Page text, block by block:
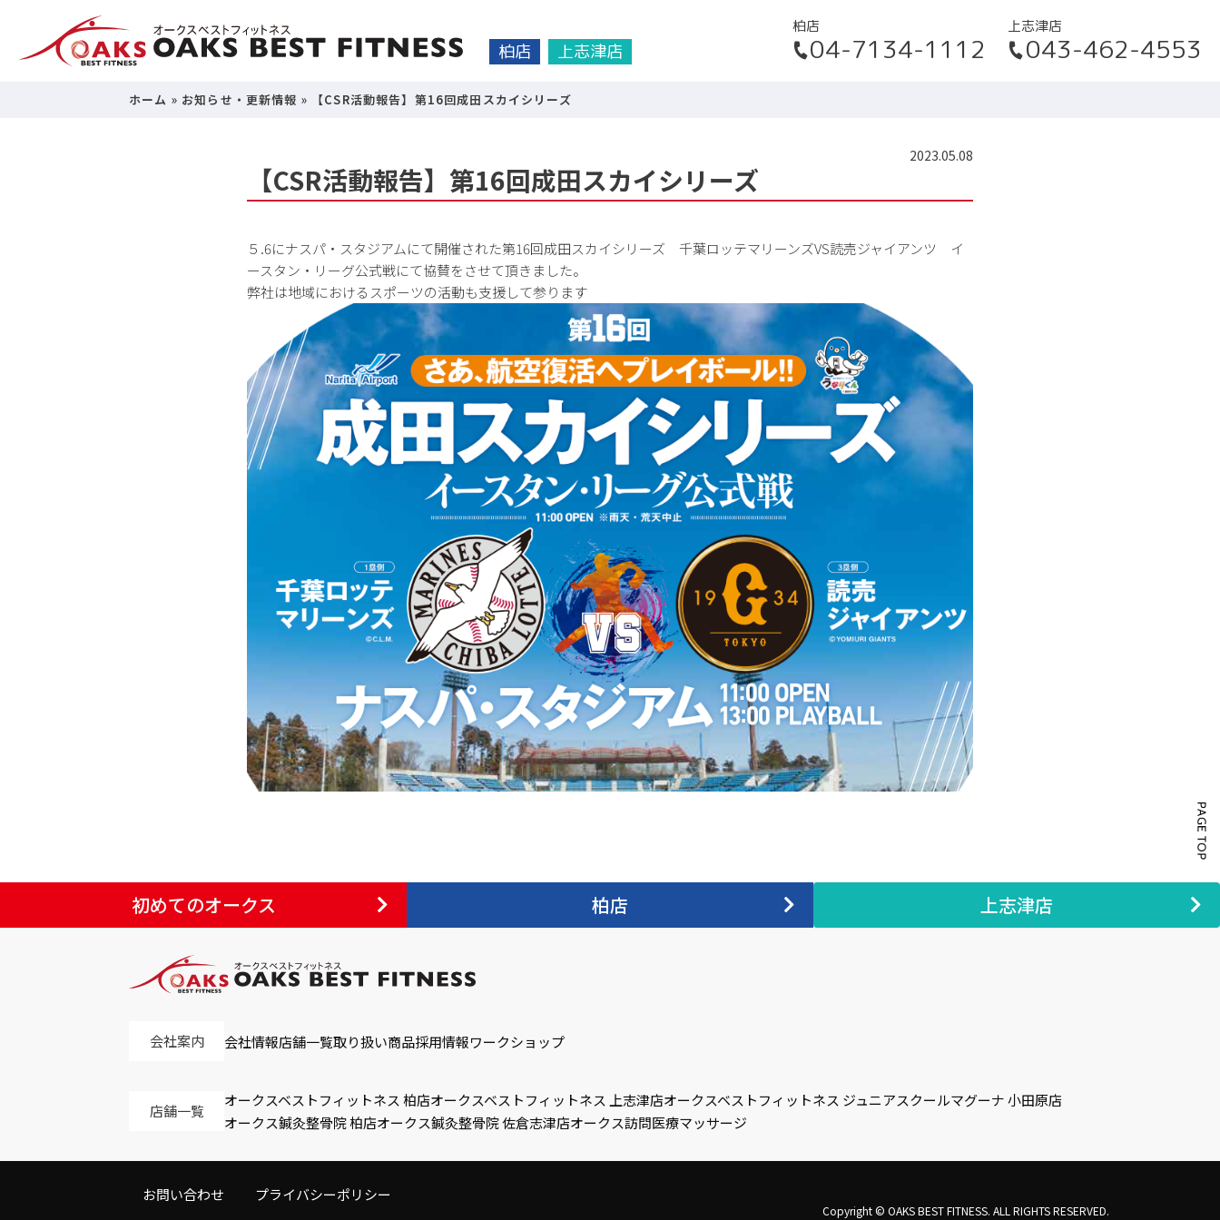
柏店 上志津店
柏店
04-7134-1112
上志津店
043-462-4553
ホーム » お知らせ・更新情報 » 【CSR活動報告】第16回成田スカイシリーズ
2023.05.08
【CSR活動報告】第16回成田スカイシリーズ
５ .6にナスパ・スタジアムにて開催された第16回成田スカイシリーズ 千葉ロッテマリーンズVS読売ジャイアンツ イ
ースタン・リーグ公式戦にて協賛をさせて頂きました。
弊社は地域におけるスポーツの活動も支援して参ります
初めてのオークス 柏店 上志津店
会社案内 会社情報店舗一覧取り扱い商品採用情報ワークショップ
店舗一覧
オークスベストフィットネス 柏店オークスベストフィットネス 上志津店オークスベストフィットネス ジュニアスクールマグーナ 小田原店
オークス鍼灸整骨院 柏店オークス鍼灸整骨院 佐倉志津店オークス訪問医療マッサージ
お問い合わせ プライバシーポリシー
Copyright © OAKS BEST FITNESS. ALL RIGHTS RESERVED.